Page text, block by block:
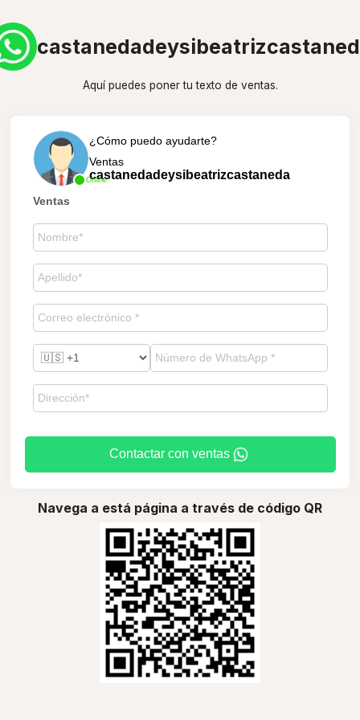
Aquí puedes poner tu texto de ventas.
Online
¿Cómo puedo ayudarte?
Ventas
castanedadeysibeatrizcastaneda
Ventas
Contactar con ventas
Navega a está página a través de código QR